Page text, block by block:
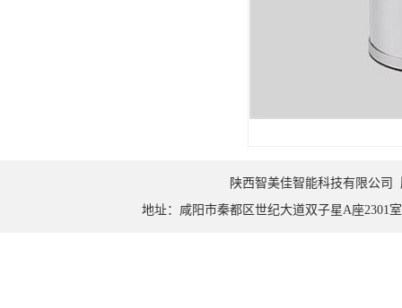
陕西智美佳智能科技有限公
地址：咸阳市秦都区世纪大道双子星A座